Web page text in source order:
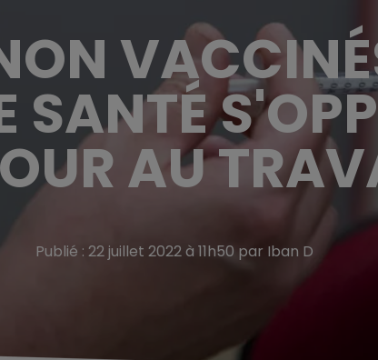
SANTÉ
AU
Publié : 22 juillet 2022 à 11h50 par Iban D